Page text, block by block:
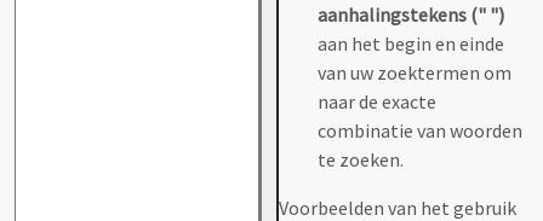
aanhalingstekens (" ")
aan het begin en einde
van uw zoektermen om
naar de exacte
combinatie van woorden
te zoeken.
Voorbeelden van het gebruik